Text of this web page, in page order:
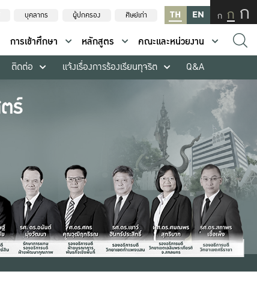
บุคลากร ผู้ปกครอง ศิษย์เก่า TH EN ก ก ก
การเข้าศึกษา หลักสูตร
คณะและหน่วยงาน
ติดต่อ แจ้งเรื่องการร้องเรียนทุจริต Q&A